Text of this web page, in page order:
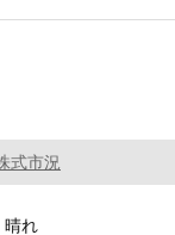
式市況
れ